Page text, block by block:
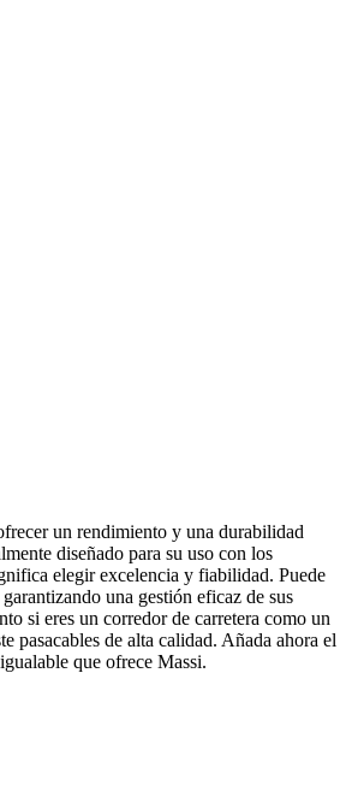
un rendimiento y una durabilidad
diseñado para su uso con los
elegir excelencia y fiabilidad. Puede
una gestión eficaz de sus
si eres un corredor de carretera como un
pasacables de alta calidad. Añada ahora el
que ofrece Massi.